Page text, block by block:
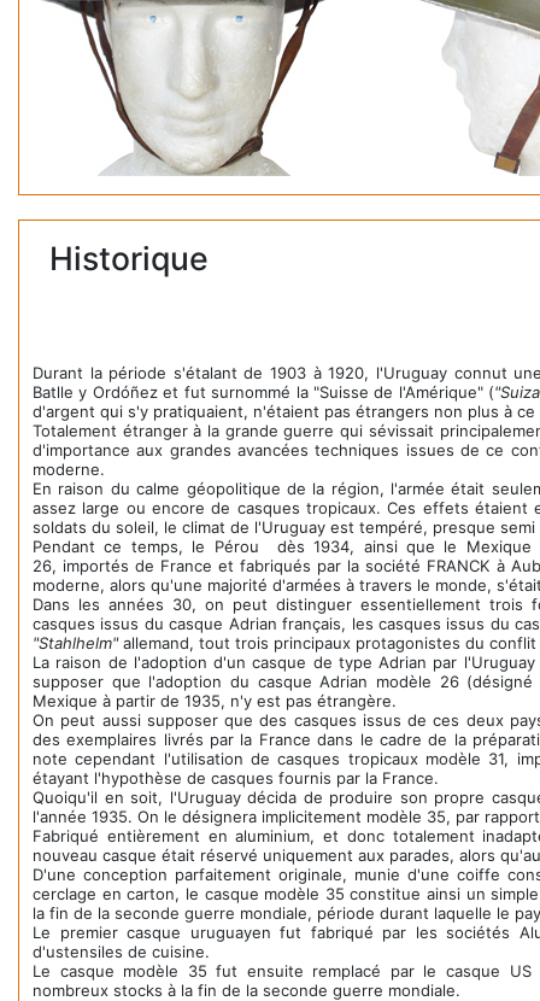
Historique
Durant la période s'étalant de 1903 à 1920, l'Uruguay connut
Batlle y Ordóñez et fut surnommé la "Suisse de l'Amérique" (
d'argent qui s'y pratiquaient, n'étaient pas étrangers non plus à ce
Totalement étranger à la grande guerre qui sévissait
d'importance aux grandes avancées techniques issues de ce
moderne.
En raison du calme géopolitique de la région, l'armée était
assez large ou encore de casques tropicaux. Ces effets
soldats du soleil, le climat de l'Uruguay est tempéré, presque semi
Pendant ce temps, le Pérou dès 1934, ainsi que le Mexique
26, importés de France et fabriqués par la société FRANCK à
moderne, alors qu'une majorité d'armées à travers le monde,
Dans les années 30, on peut distinguer essentiellement trois
casques issus du casque Adrian français, les casques issus du
"Stahlhelm"allemand, tout trois principaux protagonistes du
La raison de l'adoption d'un casque de type Adrian par
supposer que l'adoption du casque Adrian modèle 26
Mexique à partir de 1935, n'y est pas étrangère.
On peut aussi supposer que des casques issus de ces deux
des exemplaires livrés par la France dans le cadre de la
note cependant l'utilisation de casques tropicaux modèle 31,
étayant l'hypothèse de casques fournis par la France.
Quoiqu'il en soit, l'Uruguay décida de produire son propre
l'année 1935. On le désignera implicitement modèle 35, par
Fabriqué entièrement en aluminium, et donc totalement
nouveau casque était réservé uniquement aux parades, alors
D'une conception parfaitement originale, munie d'une coiffe
cerclage en carton, le casque modèle 35 constitue ainsi un
la fin de la seconde guerre mondiale, période durant laquelle le
Le premier casque uruguayen fut fabriqué par les sociétés
d'ustensiles de cuisine.
Le casque modèle 35 fut ensuite remplacé par le casque
nombreux stocks à la fin de la seconde guerre mondiale.